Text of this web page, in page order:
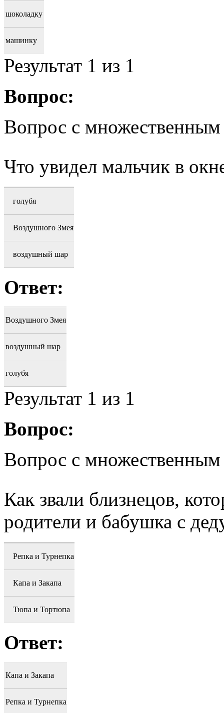
шоколадку
машинку
Результат 1 из 1
Вопрос:
Вопрос с
Что увидел мальчик в
голубя
Воздушного Змея
воздушный шар
Ответ:
Воздушного Змея
воздушный шар
голубя
Результат 1 из 1
Вопрос:
Вопрос с
Как звали близнецов,
родители и бабушка с
Репка и Турнепка
Капа и Закапа
Тюпа и Тортюпа
Ответ:
Капа и Закапа
Репка и Турнепка